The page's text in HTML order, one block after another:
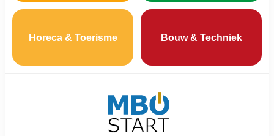
Horeca & Toerisme Bouw & Techniek